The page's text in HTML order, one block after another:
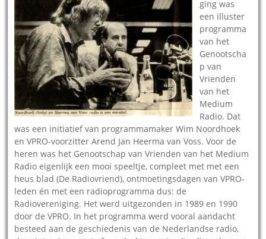
ging was
een illuster
programma
van het
Genootscha
p van
Vrienden
van het
Medium
Radio. Dat
was een initiatief van programmamaker Wim Noordhoek
en VPRO-voorzitter Arend Jan Heerma van Voss. Voor de
heren was het Genootschap van Vrienden van het Medium
Radio eigenlijk een mooi speeltje, compleet met met een
heus blad (De Radiovriend), ontmoetingsdagen van VPRO-
leden én met een radioprogramma dus: de
Radiovereniging. Het werd uitgezonden in 1989 en 1990
door de VPRO. In het programma werd vooral aandacht
besteed aan de geschiedenis van de Nederlandse radio,